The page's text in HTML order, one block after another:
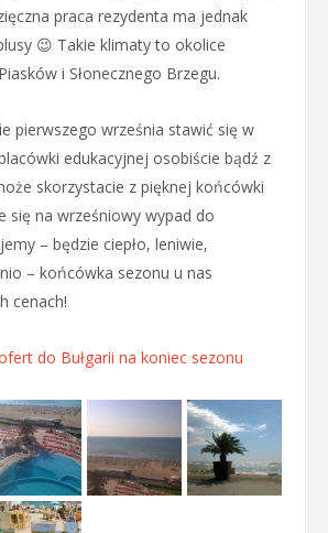
praca rezydenta ma jednak
😉 Takie klimaty to okolice
i Słonecznego Brzegu.
pierwszego września stawić się w
edukacyjnej osobiście bądź z
skorzystacie z pięknej końcówki
się na wrześniowy wypad do
– będzie ciepło, leniwie,
– końcówka sezonu u nas
cenach!
do Bułgarii na koniec sezonu